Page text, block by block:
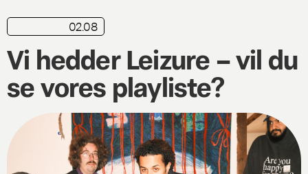
02.08
Vi hedder Leizure – vil du
se vores playliste?